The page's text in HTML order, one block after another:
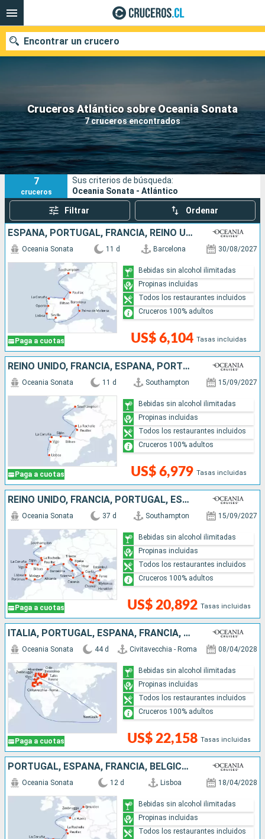
Cruceros Atlántico sobre Oceania Sonata
7 cruceros encontrados
Encontrar un crucero
Nuestros destinos
Fecha de salida
Puertos Compañías
Buscar
7
cruceros
Sus criterios de búsqueda:
Oceania Sonata - Atlántico
Filtrar Ordenar
ESPAÑA, PORTUGAL, FRANCIA, REINO UNIDO
Paga a cuotas
Oceania Sonata 11 d Barcelona 30/08/2027
US$ 6,104 Tasas incluidas
Bebidas sin alcohol ilimitadas
Propinas incluidas
Todos los restaurantes incluidos
Cruceros 100% adultos
REINO UNIDO, FRANCIA, ESPAÑA, PORTUGAL
Paga a cuotas
Oceania Sonata 11 d Southampton 15/09/2027
US$ 6,979 Tasas incluidas
Bebidas sin alcohol ilimitadas
Propinas incluidas
Todos los restaurantes incluidos
Cruceros 100% adultos
REINO UNIDO, FRANCIA, PORTUGAL, ESPAÑA, ITALIA, CROACIA, ALBANIA, GRECIA, TURQUÍA
Paga a cuotas
Oceania Sonata 37 d Southampton 15/09/2027
US$ 20,892 Tasas incluidas
Bebidas sin alcohol ilimitadas
Propinas incluidas
Todos los restaurantes incluidos
Cruceros 100% adultos
ITALIA, PORTUGAL, ESPAÑA, FRANCIA, BÉLGICA, PAISES BAJOS, AUSTRALIA, REINO UNIDO, NORUEGA, DINAMARCA, ALEMANIA, POLONIA, LITUANIA, LETONIA, ESTONIA, SUECIA
Paga a cuotas
Oceania Sonata 44 d Civitavecchia - Roma 08/04/2028
US$ 22,158 Tasas incluidas
Bebidas sin alcohol ilimitadas
Propinas incluidas
Todos los restaurantes incluidos
Cruceros 100% adultos
PORTUGAL, ESPAÑA, FRANCIA, BÉLGICA, PAISES BAJOS
Oceania Sonata 12 d Lisboa 18/04/2028
Bebidas sin alcohol ilimitadas
Propinas incluidas
Todos los restaurantes incluidos